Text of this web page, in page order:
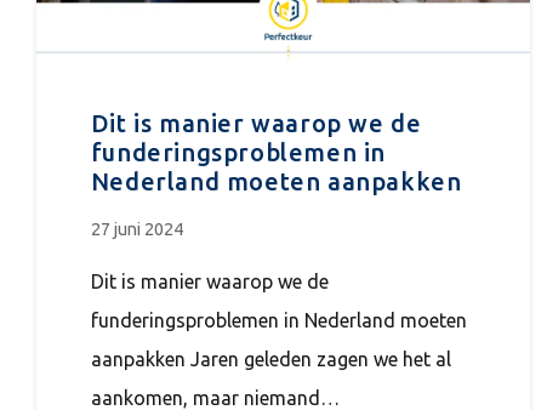
Dit is manier waarop we de
funderingsproblemen in
Nederland moeten aanpakken
27 juni 2024
Dit is manier waarop we de
funderingsproblemen in Nederland moeten
aanpakken Jaren geleden zagen we het al
aankomen, maar niemand…